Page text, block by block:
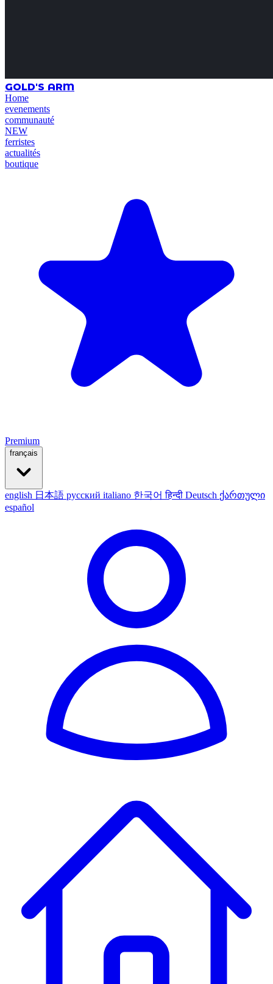
GOLD'S ARM
Home
evenements
communauté
NEW
ferristes
actualités
boutique
Premium
français
english 日本語 русский italiano 한국어हिन्दी Deutsch ქართული
español